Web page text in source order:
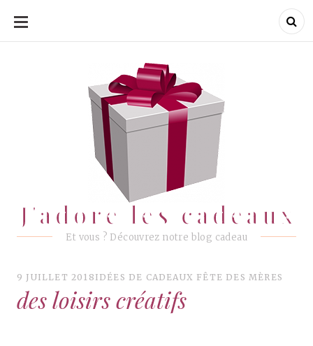
ALLER
CONTENU
J'adore les cadeaux
Et vous ? Découvrez notre blog cadeau
J'adore les cadeaux
9 JUILLET 2018 IDÉES DE CADEAUX FÊTE DES MÈRES
des loisirs créatifs